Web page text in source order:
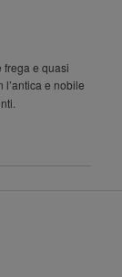
frega e quasi
l’antica e nobile